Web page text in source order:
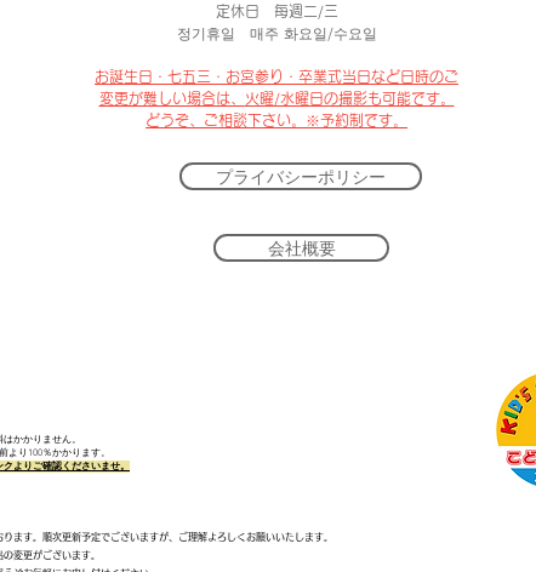
定休日 每週二/三
정기휴일 매주 화요일/수요일
​お誕生日・七五三・お宮参り・卒業式当日など日時のご
変更が難しい場合は、
火曜/水曜日の撮影も可能です。
​どうぞ、 ご相談下さい。※予約制です。
プライバシーポリシー
会社概要
かかりません。
り100％かかります。
よりご確認くださいませ。
ます。順次更新予定でございますが、ご理解よろしくお願いいたします。
の変更がございます。